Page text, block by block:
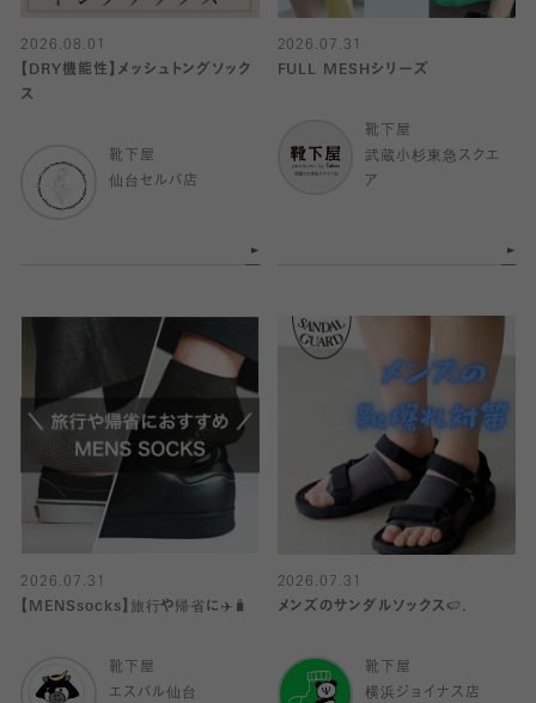
2026.08.01
【DRY機能性】メッシュトングソック
ス
靴下屋
仙台セルバ店
2026.07.31
FULL MESHシリーズ
靴下屋
武蔵小杉東急スクエ
ア
2026.07.31
【MENSsocks】旅行や帰省に✈️🧳
靴下屋
エスパル仙台
2026.07.31
メンズのサンダルソックス🍉.
靴下屋
横浜ジョイナス店